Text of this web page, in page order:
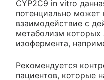
CYP2C9 in vitro
потенциально может
взаимодействие с
метаболизм которых
изофермента,
Рекомендуется
пациентов, которые